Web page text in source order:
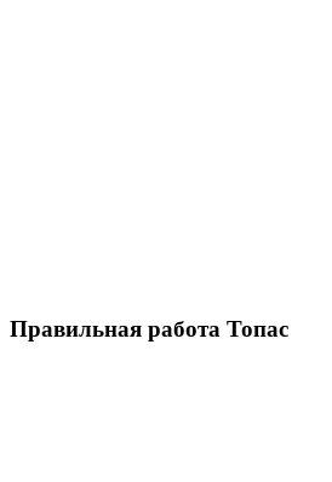
Правильная работа Топас